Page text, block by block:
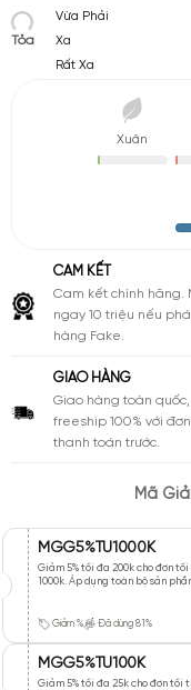
Tỏa
Vừa Phải
Xa
Rất Xa
Xuân
CAM KẾT
Cam kết chính hãng.
ngay 10 triệu nếu
hàng Fake.
GIAO HÀNG
Giao hàng toàn quốc,
freeship 100% với
thanh toán trước.
Mã
MGG5%TU1000K
Giảm 5% tối đa 200k cho đơn
1000k. Áp dụng toàn bộ sản
Giảm % Đã dùng 81%
MGG5%TU100K
Giảm 5% tối đa 25k cho đơn tối